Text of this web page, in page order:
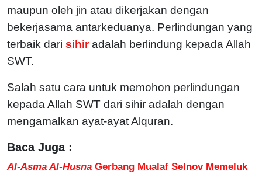
maupun oleh jin atau dikerjakan dengan
bekerjasama antarkeduanya. Perlindungan yang
terbaik dari sihiradalah berlindung kepada Allah
SWT.
Salah satu cara untuk memohon perlindungan
kepada Allah SWT dari sihir adalah dengan
mengamalkan ayat-ayat Alquran.
Baca Juga :
Al-Asma Al-Husna Gerbang Mualaf Selnov Memeluk